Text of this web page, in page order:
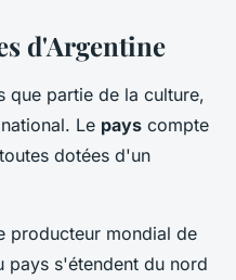
d'Argentine
que partie de la culture,
Le pays compte
dotées d'un
producteur mondial de
pays s'étendent du nord